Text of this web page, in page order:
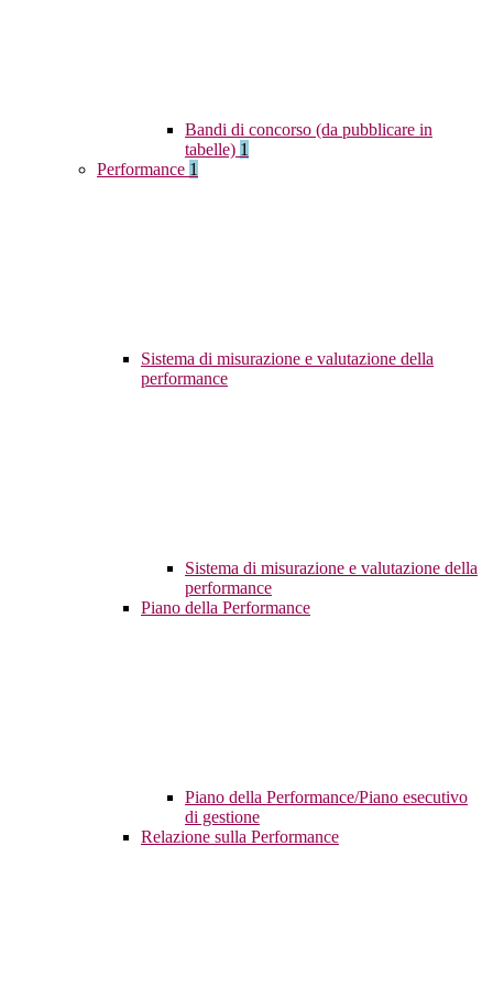
Bandi di concorso (da pubblicare in
tabelle) 1
Performance 1
Sistema di misurazione e valutazione della
performance
Sistema di misurazione e valutazione della
performance
Piano della Performance
Piano della Performance/Piano esecutivo
di gestione
Relazione sulla Performance